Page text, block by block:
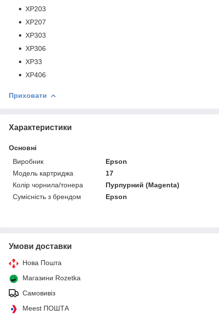
XP203
XP207
XP303
XP306
XP33
XP406
Приховати
Характеристики
Основні
Виробник
Epson
Модель картриджа
17
Колір чорнила/тонера
Пурпурний (Magenta)
Сумісність з брендом
Epson
Умови доставки
Нова Пошта
Магазини Rozetka
Самовивіз
Meest ПОШТА